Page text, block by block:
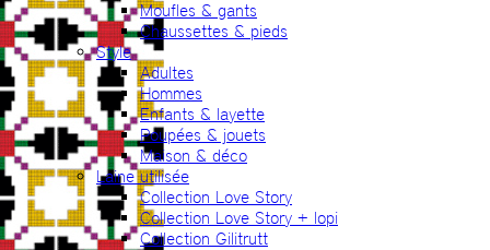
Moufles & gants
Chaussettes & pieds
Style
Adultes
Hommes
Enfants & layette
Poupées & jouets
Maison & déco
Laine utilisée
Collection Love Story
Collection Love Story + lopi
Collection Gilitrutt